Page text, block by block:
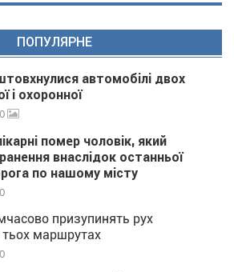
ПОПУЛЯРНЕ
автомобілі двох
і охоронної
0
помер чоловік, який
внаслідок останньої
по нашому місту
0
призупинять рух
тьох маршрутах
0